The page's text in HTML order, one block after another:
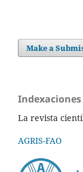
Make a
Indexaciones
La revista
AGRIS-FAO